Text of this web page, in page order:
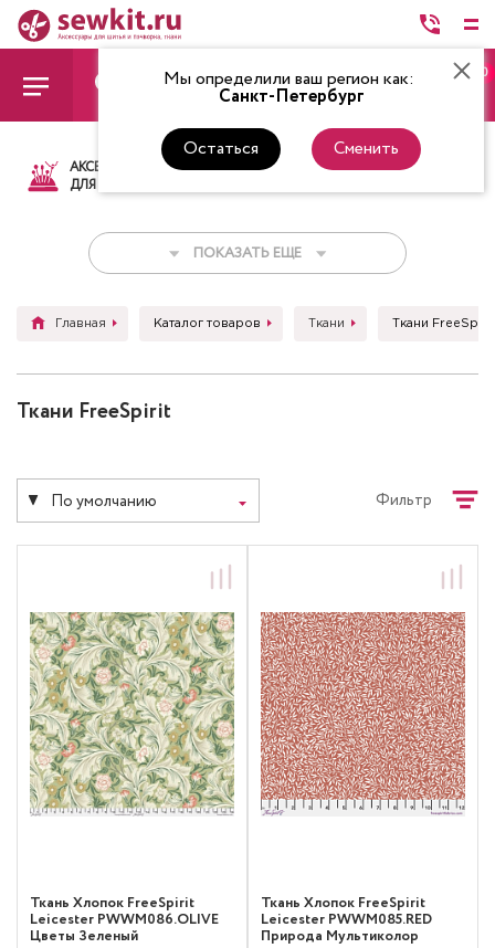
Мы определили ваш регион как:
Санкт-Петербург
Остаться Сменить
0
АКСЕССУАРЫ
ДЛЯ ШИТЬЯ
ТКАНИ НИТКИ
ПОКАЗАТЬ ЕЩЕ
Главная Каталог товаров Ткани Ткани FreeSpirit
Ткани FreeSpirit
По умолчанию Фильтр
Ткань Хлопок FreeSpirit
Leicester PWWM086.OLIVE
Цветы Зеленый
Ткань Хлопок FreeSpirit
Leicester PWWM085.RED
Природа Мультиколор